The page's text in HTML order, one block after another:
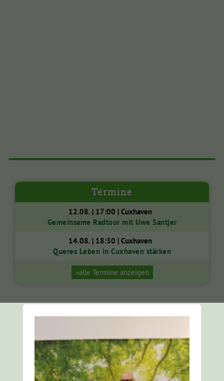
Termine
12.08. | 17:00 | Cuxhaven
Gemeinsame Radtour mit Uwe Santjer
14.08. | 18:30 | Cuxhaven
Queres Leben in Cuxhaven stärken
»alle Termine anzeigen